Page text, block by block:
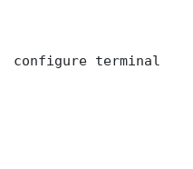
configure terminal